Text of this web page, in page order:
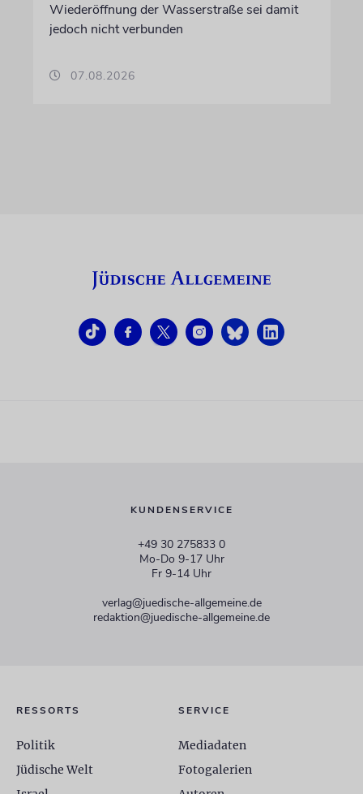
Wiederöffnung der Wasserstraße sei damit
jedoch nicht verbunden
07.08.2026
KUNDENSERVICE
+49 30 275833 0
Mo-Do 9-17 Uhr
Fr 9-14 Uhr
verlag@juedische-allgemeine.de
redaktion@juedische-allgemeine.de
RESSORTS
Politik
Jüdische Welt
SERVICE
Mediadaten
Fotogalerien